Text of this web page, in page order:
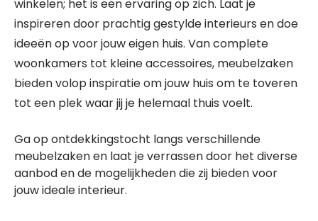
winkelen; het is een ervaring op zich. Laat je
inspireren door prachtig gestylde interieurs en doe
ideeën op voor jouw eigen huis. Van complete
woonkamers tot kleine accessoires, meubelzaken
bieden volop inspiratie om jouw huis om te toveren
tot een plek waar jij je helemaal thuis voelt.
Ga op ontdekkingstocht langs verschillende
meubelzaken en laat je verrassen door het diverse
aanbod en de mogelijkheden die zij bieden voor
jouw ideale interieur.